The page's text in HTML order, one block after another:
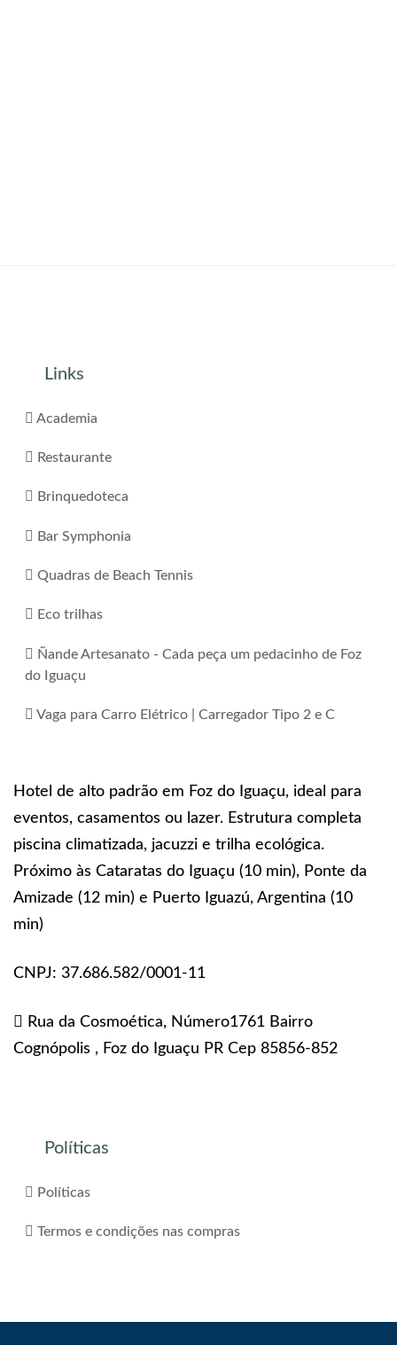
Links
Academia
Restaurante
Brinquedoteca
Bar Symphonia
Quadras de Beach Tennis
Eco trilhas
Ñande Artesanato - Cada peça um pedacinho de Foz
do Iguaçu
Vaga para Carro Elétrico | Carregador Tipo 2 e C
Hotel de alto padrão em Foz do Iguaçu, ideal para
eventos, casamentos ou lazer. Estrutura completa
piscina climatizada, jacuzzi e trilha ecológica.
Próximo às Cataratas do Iguaçu (10 min), Ponte da
Amizade (12 min) e Puerto Iguazú, Argentina (10
min)
CNPJ: 37.686.582/0001-11
Rua da Cosmoética, Número1761 Bairro
Cognópolis , Foz do Iguaçu PR Cep 85856-852
Políticas
Políticas
Termos e condições nas compras